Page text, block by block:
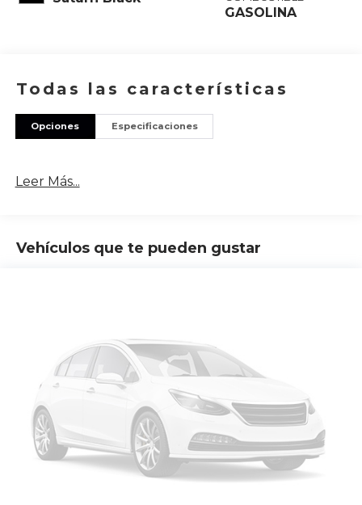
GASOLINA
Todas las características
Opciones Especificaciones
Leer Más...
Vehículos que te pueden gustar